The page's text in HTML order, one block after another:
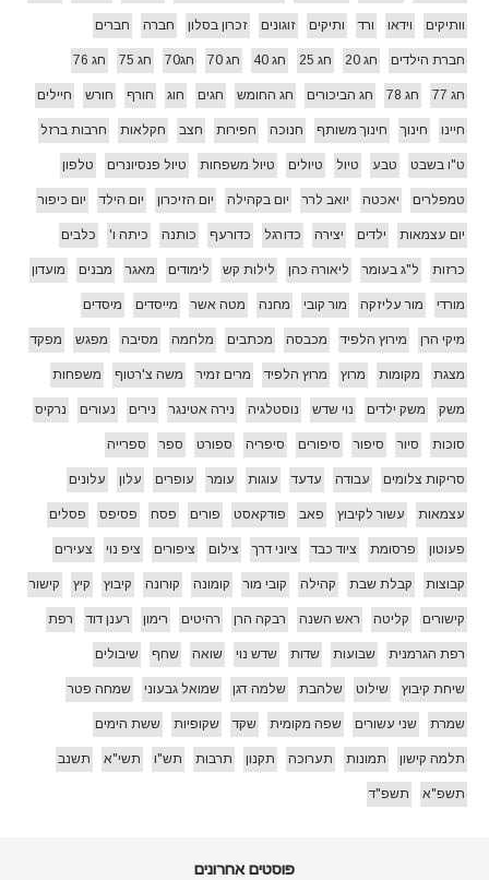
וותיקים וידאו ורד ותיקים זוגונים זכרון בסלון חברה חברים
חברת הילדים חג 20 חג 25 חג 40 חג 70 חג70 חג 75 חג 76
חג 77 חג 78 חג הביכורים חג החומש חגים חוג חורף חורש חיילים
חיינו חינוך חינוך משותף חנוכה חפירות חצב חקלאות חרבות ברזל
ט"ו בשבט טבע טיול טיולים טיול משפחות טיול פנסיונרים טלפון
טמפלרים יאכטה יואב לרר יום בקהילה יום הזיכרון יום הילד יום כיפור
יום עצמאות ילדים יצירה כדורגל כדורעף כותנה כיתה ו' כלבים
כרזות ל"ג בעומר ליאורה כהן לילות קש לימודים מאגר מבנים מועדון
מורדי מור עליזקה מור קובי מחנה מטה אשר מייסדים מיסדים
מיקי הרן מירוץ הלפיד מכבסה מכתבים מלחמה מסיבה מפגש מפקד
מצגת מקומות מרוץ מרוץ הלפיד מרים זמיר משה צ'רטוף משפחות
משק משק ילדים נוי שדש נוסטלגיה נירה אטינגר נירים נעורים נרקיס
סוכות סיור סיפור סיפורים סיפריה ספורט ספר ספרייה
סריקות צלומים עבודה עדעד עוגות עומר עופרים עלון עלונים
עצמאות עשור לקיבוץ פאב פודקאסט פורים פסח פסיפס פסלים
פעוטון פרסומת ציוד כבד ציוני דרך צילום ציפורים ציפ נוי צעירים
קבוצות קבלת שבת קהילה קובי מור קומונה קורונה קיבוץ קיץ קישור
קישורים קליטה ראש השנה רבקה הרן רהיטים רימון רענן דוד רפת
רפת הגרמנית שבועות שדות שדש נוי שואה שחף שיבולים
שיחת קיבוץ שילוט שלהבת שלמה דגן שמואל גבעוני שמחה פטר
שמרת שני עשורים שפה מקומית שקד שקופיות ששת הימים
תלמה קישון תמונות תערוכה תקנון תרבות תש"ו תשי"א תשנב
תשפ"א תשפ"ד
פוסטים אחרונים